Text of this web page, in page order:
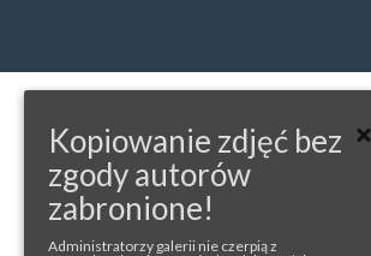
MODRÉ Z NEBA
photos from: modrezneba.markiza.sk (1-8),
tlacovespravy.wordpress.com (9),
Kopiowanie zdjęć bez
zgody autorów
zabronione!
Administratorzy galerii nie czerpią z